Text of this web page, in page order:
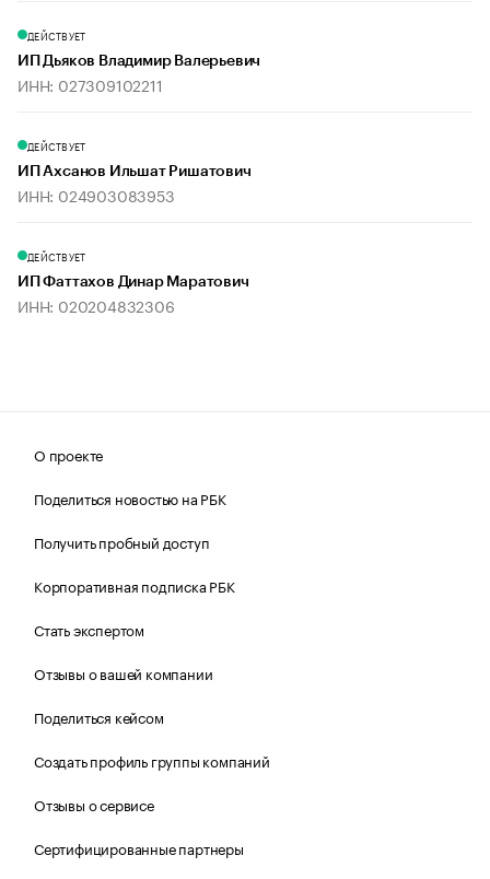
ДЕЙСТВУЕТ
ИП Дьяков Владимир Валерьевич
ИНН: 027309102211
ДЕЙСТВУЕТ
ИП Ахсанов Ильшат Ришатович
ИНН: 024903083953
ДЕЙСТВУЕТ
ИП Фаттахов Динар Маратович
ИНН: 020204832306
О проекте
Поделиться новостью на РБК
Получить пробный доступ
Корпоративная подписка РБК
Стать экспертом
Отзывы о вашей компании
Поделиться кейсом
Создать профиль группы компаний
Отзывы о сервисе
Сертифицированные партнеры